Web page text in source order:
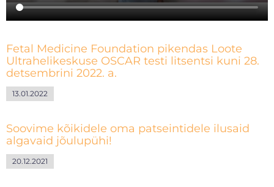
Fetal Medicine Foundation pikendas Loote
Ultrahelikeskuse OSCAR testi litsentsi kuni 28.
detsembrini 2022. a.
13.01.2022
Soovime kõikidele oma patseintidele ilusaid
algavaid jõulupühi!
20.12.2021